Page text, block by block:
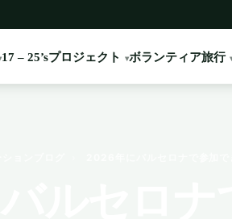
17 – 25’sプロジェクト ボランティア旅行